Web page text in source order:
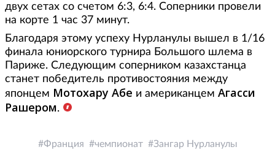
двух сетах со счетом 6:3, 6:4. Соперники провели
на корте 1 час 37 минут.
Благодаря этому успеху Нурланулы вышел в 1/16
финала юниорского турнира Большого шлема в
Париже. Следующим соперником казахстанца
станет победитель противостояния между
японцем Мотохару Абе и американцем Агасси
Рашером.
Франция чемпионат Зангар Нурланулы